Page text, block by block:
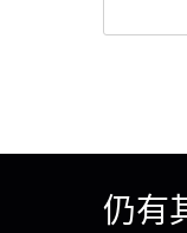
仍有